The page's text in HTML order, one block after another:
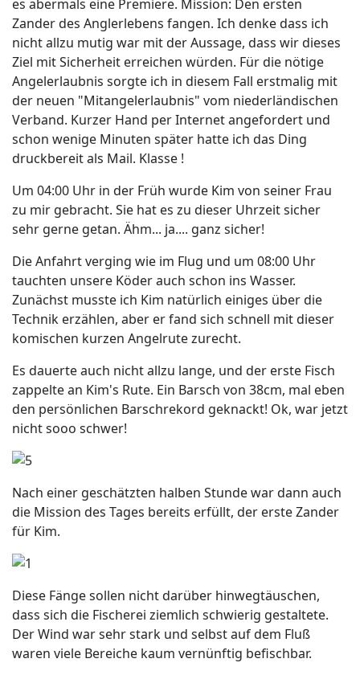
es abermals eine Premiere. Mission: Den ersten
Zander des Anglerlebens fangen. Ich denke dass ich
nicht allzu mutig war mit der Aussage, dass wir dieses
Ziel mit Sicherheit erreichen würden. Für die nötige
Angelerlaubnis sorgte ich in diesem Fall erstmalig mit
der neuen "Mitangelerlaubnis" vom niederländischen
Verband. Kurzer Hand per Internet angefordert und
schon wenige Minuten später hatte ich das Ding
druckbereit als Mail. Klasse !
Um 04:00 Uhr in der Früh wurde Kim von seiner Frau
zu mir gebracht. Sie hat es zu dieser Uhrzeit sicher
sehr gerne getan. Ähm... ja.... ganz sicher!
Die Anfahrt verging wie im Flug und um 08:00 Uhr
tauchten unsere Köder auch schon ins Wasser.
Zunächst musste ich Kim natürlich einiges über die
Technik erzählen, aber er fand sich schnell mit dieser
komischen kurzen Angelrute zurecht.
Es dauerte auch nicht allzu lange, und der erste Fisch
zappelte an Kim's Rute. Ein Barsch von 38cm, mal eben
den persönlichen Barschrekord geknackt! Ok, war jetzt
nicht sooo schwer!
Nach einer geschätzten halben Stunde war dann auch
die Mission des Tages bereits erfüllt, der erste Zander
für Kim.
Diese Fänge sollen nicht darüber hinwegtäuschen,
dass sich die Fischerei ziemlich schwierig gestaltete.
Der Wind war sehr stark und selbst auf dem Fluß
waren viele Bereiche kaum vernünftig befischbar.